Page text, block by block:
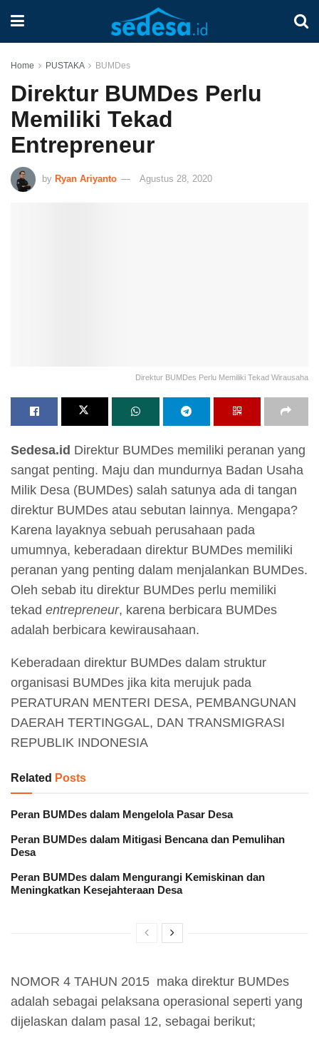
Home PUSTAKA BUMDes
Direktur BUMDes Perlu
Memiliki Tekad
Entrepreneur
by Ryan Ariyanto Agustus 28, 2020
Direktur BUMDes Perlu Memiliki Tekad Wirausaha
Sedesa.id Direktur BUMDes memiliki peranan yang
sangat penting. Maju dan mundurnya Badan Usaha
Milik Desa (BUMDes) salah satunya ada di tangan
direktur BUMDes atau sebutan lainnya. Mengapa?
Karena layaknya sebuah perusahaan pada
umumnya, keberadaan direktur BUMDes memiliki
peranan yang penting dalam menjalankan BUMDes.
Oleh sebab itu direktur BUMDes perlu memiliki
tekad entrepreneur, karena berbicara BUMDes
adalah berbicara kewirausahaan.
Keberadaan direktur BUMDes dalam struktur
organisasi BUMDes jika kita merujuk pada
PERATURAN MENTERI DESA, PEMBANGUNAN
DAERAH TERTINGGAL, DAN TRANSMIGRASI
REPUBLIK INDONESIA
Related Posts
Peran BUMDes dalam Mengelola Pasar Desa
Peran BUMDes dalam Mitigasi Bencana dan Pemulihan
Desa
Peran BUMDes dalam Mengurangi Kemiskinan dan
Meningkatkan Kesejahteraan Desa
NOMOR 4 TAHUN 2015 maka direktur BUMDes
adalah sebagai pelaksana operasional seperti yang
dijelaskan dalam pasal 12, sebagai berikut;